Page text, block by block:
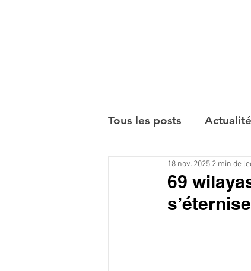
Tous les posts Actualité
Interviews
69
s’éternise
18 nov. 2025 2 min de